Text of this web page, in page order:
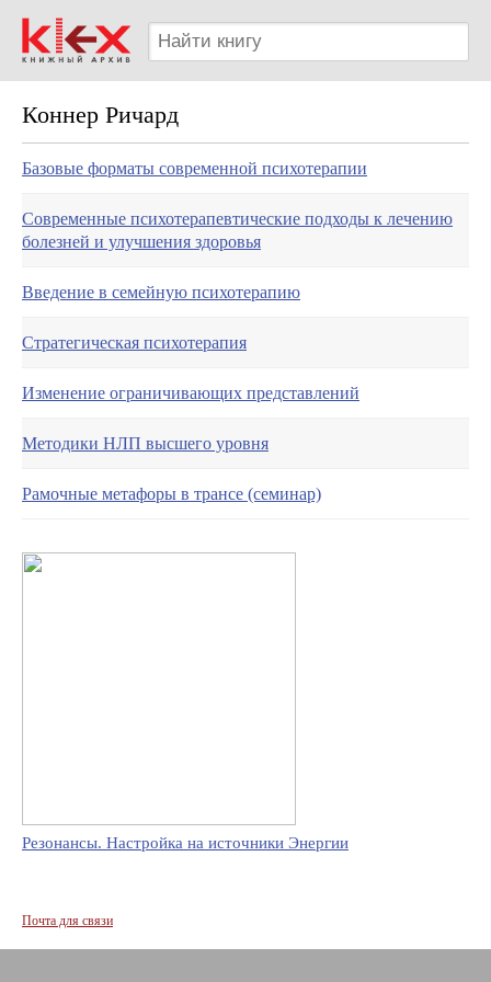
Коннер Ричард
Базовые форматы современной психотерапии
Современные психотерапевтические подходы к лечению
болезней и улучшения здоровья
Введение в семейную психотерапию
Стратегическая психотерапия
Изменение ограничивающих представлений
Методики НЛП высшего уровня
Рамочные метафоры в трансе (семинар)
Резонансы. Настройка на источники Энергии
Почта для связи